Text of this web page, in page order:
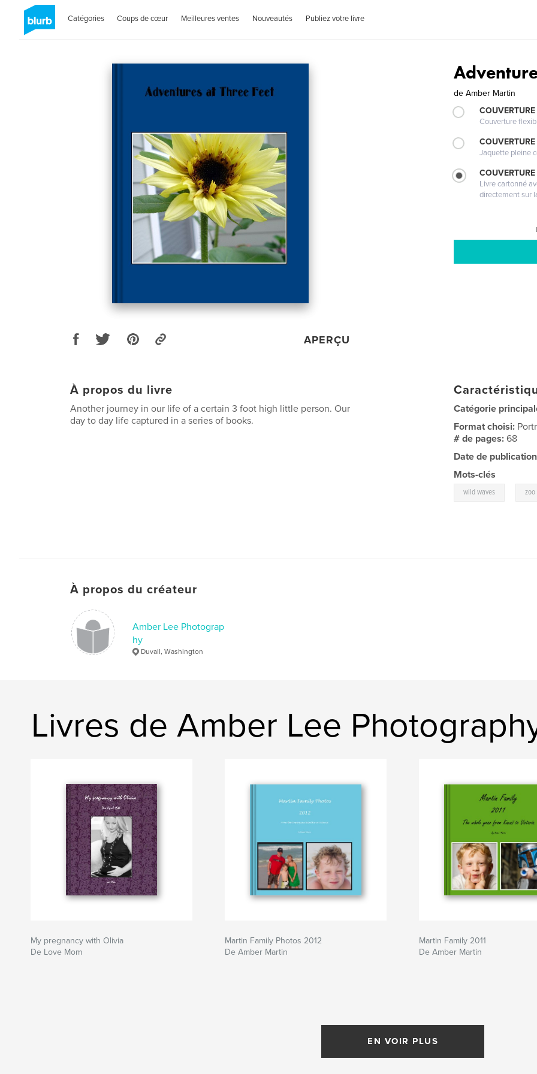
Catégories Coups de cœur Meilleures ventes Nouveautés Publiez votre livre
APERÇU
de Amber Martin
Couverture
Jaquette pleine
Livre cartonné
directement sur
À propos du livre
Another journey in our life of a certain 3 foot high little person. Our
day to day life captured in a series of books.
Catégorie
Format choisi:
# de pages:68
Date de
Mots-clés
wild waves zoo
À propos du créateur
Amber Lee Photograp
hy
Duvall, Washington
Livres de Amber Lee
My pregnancy with Olivia
De Love Mom
Martin Family Photos 2012
De Amber Martin
Martin Family 2011
De Amber Martin
EN VOIR PLUS